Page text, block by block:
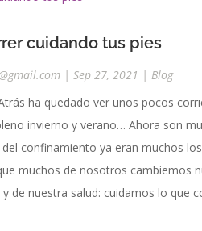
cuidando tus pies
|Sep 27, 2021 |Blog
ha quedado ver unos pocos
invierno y verano… Ahora son
confinamiento ya eran muchos
muchos de nosotros cambiemos
de nuestra salud: cuidamos lo que